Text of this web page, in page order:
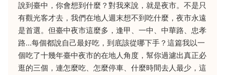
說到臺中，你會想到什麼？對我來說，就是夜市。不是只
有觀光客才去，我們在地人週末想不到吃什麼，夜市永遠
是首選。但臺中夜市這麼多，逢甲、一中、中華路、忠孝
路…每個都說自己最好吃，到底該從哪下手？這篇我以一
個吃了十幾年臺中夜市的在地人角度，幫你過濾出真正必
逛的三個，連怎麼吃、怎麼停車、什麼時間去人最少，這